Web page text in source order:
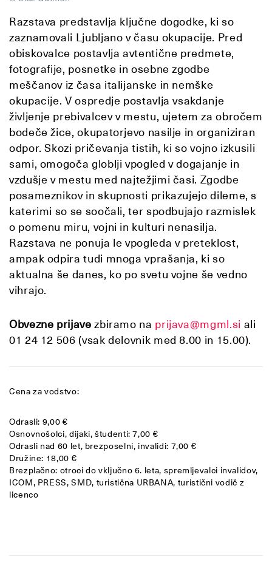
Razstava predstavlja ključne dogodke, ki so
zaznamovali Ljubljano v času okupacije. Pred
obiskovalce postavlja avtentične predmete,
fotografije, posnetke in osebne zgodbe
meščanov iz časa italijanske in nemške
okupacije. V ospredje postavlja vsakdanje
življenje prebivalcev v mestu, ujetem za obročem
bodeče žice, okupatorjevo nasilje in organiziran
odpor. Skozi pričevanja tistih, ki so vojno izkusili
sami, omogoča globlji vpogled v dogajanje in
vzdušje v mestu med najtežjimi časi. Zgodbe
posameznikov in skupnosti prikazujejo dileme, s
katerimi so se soočali, ter spodbujajo razmislek
o pomenu miru, vojni in kulturi nenasilja.
Razstava ne ponuja le vpogleda v preteklost,
ampak odpira tudi mnoga vprašanja, ki so
aktualna še danes, ko po svetu vojne še vedno
vihrajo.
Obvezne prijave zbiramo na prijava@mgml.si ali
01 24 12 506 (vsak delovnik med 8.00 in 15.00).
Cena za vodstvo:
Odrasli: 9,00 €
Osnovnošolci, dijaki, študenti: 7,00 €
Odrasli nad 60 let, brezposelni, invalidi: 7,00 €
Družine: 18,00 €
Brezplačno: otroci do vključno 6. leta, spremljevalci invalidov,
ICOM, PRESS, SMD, turistična URBANA, turistični vodič z
licenco